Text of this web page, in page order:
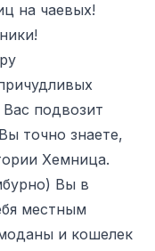
на чаевых!
подвозит
точно знаете,
Хемница.
Вы в
местным
и кошелек